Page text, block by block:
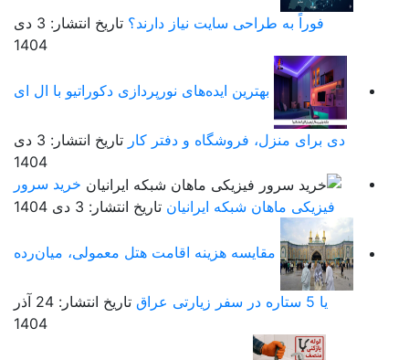
فوراً به طراحی سایت نیاز دارند؟
تاریخ انتشار: 3 دی
بهترین ایده‌های نورپردازی دکوراتیو با ال ای
دی برای منزل، فروشگاه و دفتر کار
تاریخ انتشار: 3 دی
خرید سرور
فیزیکی ماهان شبکه ایرانیان تاریخ انتشار: 3 دی 1404
مقایسه هزینه اقامت هتل معمولی، میان‌رده
تاریخ انتشار: 24 آذر